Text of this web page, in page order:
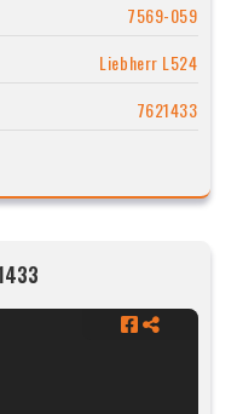
7569-059
Liebherr L524
7621433